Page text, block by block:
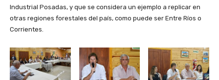
Industrial Posadas, y que se considera un ejemplo a replicar en
otras regiones forestales del país, como puede ser Entre Ríos o
Corrientes.